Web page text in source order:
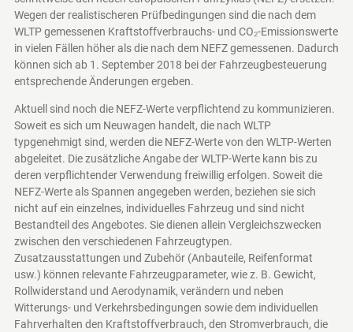
Wegen der realistischeren Prüfbedingungen sind die nach dem
WLTP gemessenen Kraftstoffverbrauchs- und CO₂-Emissionswerte
in vielen Fällen höher als die nach dem NEFZ gemessenen. Dadurch
können sich ab 1. September 2018 bei der Fahrzeugbesteuerung
entsprechende Änderungen ergeben.
Aktuell sind noch die NEFZ-Werte verpflichtend zu kommunizieren.
Soweit es sich um Neuwagen handelt, die nach WLTP
typgenehmigt sind, werden die NEFZ-Werte von den WLTP-Werten
abgeleitet. Die zusätzliche Angabe der WLTP-Werte kann bis zu
deren verpflichtender Verwendung freiwillig erfolgen. Soweit die
NEFZ-Werte als Spannen angegeben werden, beziehen sie sich
nicht auf ein einzelnes, individuelles Fahrzeug und sind nicht
Bestandteil des Angebotes. Sie dienen allein Vergleichszwecken
zwischen den verschiedenen Fahrzeugtypen.
Zusatzausstattungen und Zubehör (Anbauteile, Reifenformat
usw.) können relevante Fahrzeugparameter, wie z. B. Gewicht,
Rollwiderstand und Aerodynamik, verändern und neben
Witterungs- und Verkehrsbedingungen sowie dem individuellen
Fahrverhalten den Kraftstoffverbrauch, den Stromverbrauch, die